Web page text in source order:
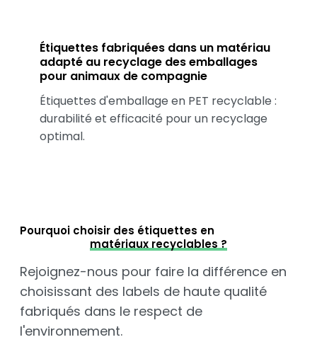
Étiquettes fabriquées dans un matériau
adapté au recyclage des emballages
pour animaux de compagnie
Étiquettes d'emballage en PET recyclable :
durabilité et efficacité pour un recyclage
optimal.
Pourquoi choisir des étiquettes en
matériaux recyclables ?
Rejoignez-nous pour faire la différence en
choisissant des labels de haute qualité
fabriqués dans le respect de
l'environnement.